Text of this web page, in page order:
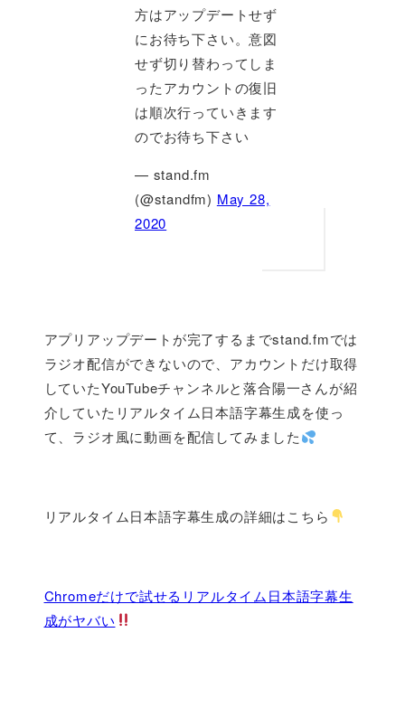
方はアップデートせず
にお待ち下さい。意図
せず切り替わってしま
ったアカウントの復旧
は順次行っていきます
のでお待ち下さい
— stand.fm
(@standfm) May 28,
2020
アプリアップデートが完了するまでstand.fmでは
ラジオ配信ができないので、アカウントだけ取得
していたYouTubeチャンネルと落合陽一さんが紹
介していたリアルタイム日本語字幕生成を使っ
て、ラジオ風に動画を配信してみました
リアルタイム日本語字幕生成の詳細はこちら
Chromeだけで試せるリアルタイム日本語字幕生
成がヤバい